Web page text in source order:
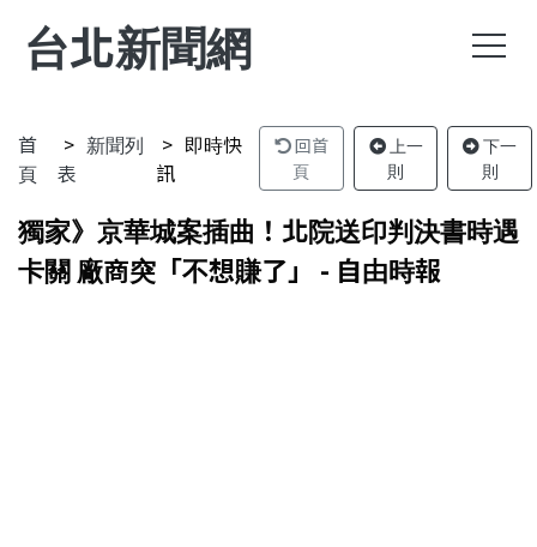
台北新聞網
首
頁
新聞列
表
即時快
訊
回首
頁
上一
則
下一
則
獨家》京華城案插曲！北院送印判決書時遇
卡關 廠商突「不想賺了」 - 自由時報